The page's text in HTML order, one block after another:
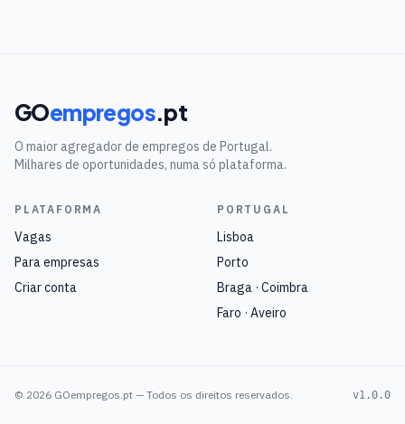
GOempregos.pt
O maior agregador de empregos de Portugal.
Milhares de oportunidades, numa só plataforma.
PLATAFORMA
Vagas
Para empresas
Criar conta
PORTUGAL
Lisboa
Porto
Braga · Coimbra
Faro · Aveiro
© 2026 GOempregos.pt — Todos os direitos reservados. v1.0.0